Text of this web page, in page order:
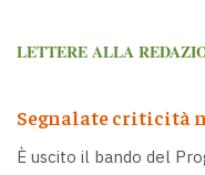
LETTERE ALLA
Segnalate criticità
È uscito il bando del